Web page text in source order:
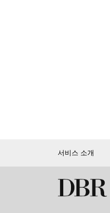
서비스 소개